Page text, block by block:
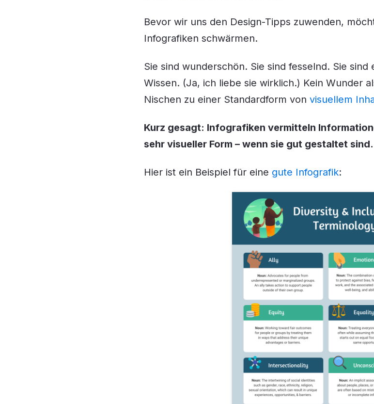
Bevor wir uns den Design-Tipps zuwenden,
Infografiken schwärmen.
Sie sind wunderschön. Sie sind fesselnd. Sie
Wissen. (Ja, ich liebe sie wirklich.) Kein Wunder
Nischen zu einer Standardform von visuellem
Kurz gesagt: Infografiken vermitteln
sehr visueller Form – wenn sie gut gestaltet sind.
Hier ist ein Beispiel für eine gute Infografik: